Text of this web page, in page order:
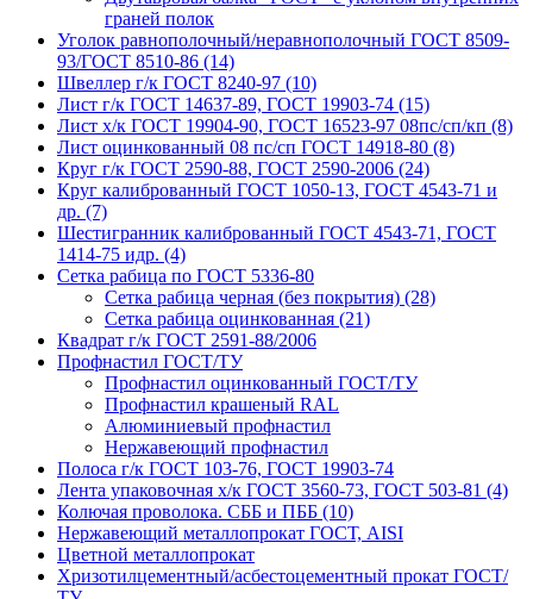
граней полок
Уголок равнополочный/неравнополочный ГОСТ 8509-
93/ГОСТ 8510-86 (14)
Швеллер г/к ГОСТ 8240-97 (10)
Лист г/к ГОСТ 14637-89, ГОСТ 19903-74 (15)
Лист х/к ГОСТ 19904-90, ГОСТ 16523-97 08пс/сп/кп (8)
Лист оцинкованный 08 пс/сп ГОСТ 14918-80 (8)
Круг г/к ГОСТ 2590-88, ГОСТ 2590-2006 (24)
Круг калиброванный ГОСТ 1050-13, ГОСТ 4543-71 и
др. (7)
Шестигранник калиброванный ГОСТ 4543-71, ГОСТ
1414-75 идр. (4)
Сетка рабица по ГОСТ 5336-80
Сетка рабица черная (без покрытия) (28)
Сетка рабица оцинкованная (21)
Квадрат г/к ГОСТ 2591-88/2006
Профнастил ГОСТ/ТУ
Профнастил оцинкованный ГОСТ/ТУ
Профнастил крашеный RAL
Алюминиевый профнастил
Нержавеющий профнастил
Полоса г/к ГОСТ 103-76, ГОСТ 19903-74
Лента упаковочная х/к ГОСТ 3560-73, ГОСТ 503-81 (4)
Колючая проволока. СББ и ПББ (10)
Нержавеющий металлопрокат ГОСТ, AISI
Цветной металлопрокат
Хризотилцементный/асбестоцементный прокат ГОСТ/